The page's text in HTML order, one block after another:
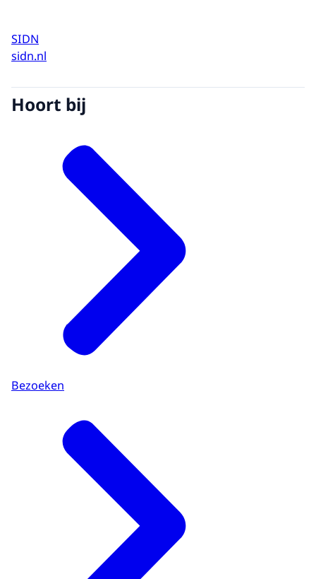
SIDN
sidn.nl
Hoort bij
Bezoeken